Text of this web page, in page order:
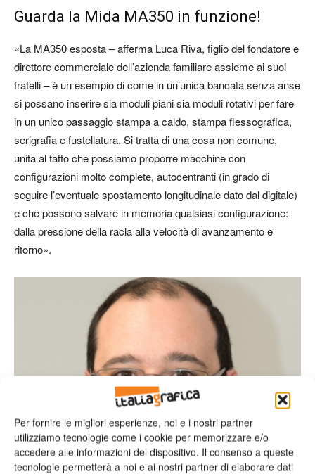
Per fornire le migliori esperienze, noi e i nostri partner
utilizziamo tecnologie come i cookie per memorizzare e/o
accedere alle informazioni del dispositivo. Il consenso a queste
tecnologie permetterà a noi e ai nostri partner di elaborare dati
Guarda la Mida MA350 in funzione!
«La MA350 esposta – afferma Luca Riva, figlio del fondatore e
direttore commerciale dell’azienda familiare assieme ai suoi
fratelli – è un esempio di come in un’unica bancata senza anse
si possano inserire sia moduli piani sia moduli rotativi per fare
in un unico passaggio stampa a caldo, stampa flessografica,
serigrafia e fustellatura. Si tratta di una cosa non comune,
unita al fatto che possiamo proporre macchine con
configurazioni molto complete, autocentranti (in grado di
seguire l’eventuale spostamento longitudinale dato dal digitale)
e che possono salvare in memoria qualsiasi configurazione:
dalla pressione della racla alla velocità di avanzamento e
ritorno».